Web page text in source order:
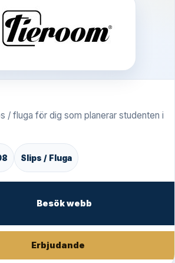
/ fluga för dig som planerar studenten i
Slips / Fluga
Besök webb
Erbjudande